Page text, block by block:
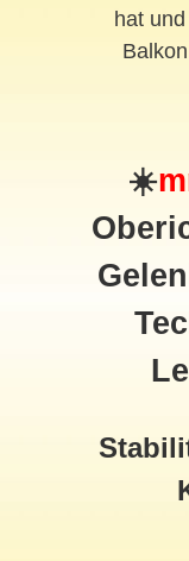
hat
☀️